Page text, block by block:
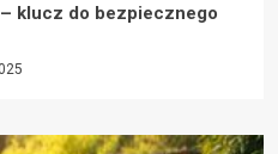
– klucz do bezpiecznego